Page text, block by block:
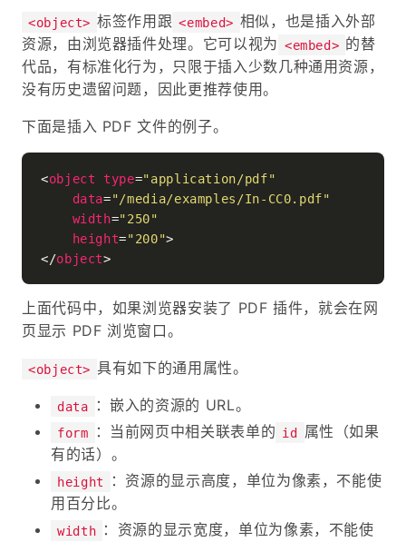
<object> 标签作用跟 <embed> 相似，也是插入外部
资源，由浏览器插件处理。它可以视为 <embed> 的替
代品，有标准化行为，只限于插入少数几种通用资源，
没有历史遗留问题，因此更推荐使用。
下面是插入 PDF 文件的例子。
<object type="application/pdf"
data="/media/examples/In-CC0.pdf"
width="250"
height="200">
</object>
上面代码中，如果浏览器安装了 PDF 插件，就会在网
页显示 PDF 浏览窗口。
<object> 具有如下的通用属性。
data ：嵌入的资源的 URL。
form ：当前网页中相关联表单的 id 属性（如果
有的话）。
height
：资源的显示高度，单位为像素，不能使
用百分比。
width
：资源的显示宽度，单位为像素，不能使